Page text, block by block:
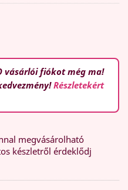
vásárlói fiókot még ma!
Részletekért
megvásárolható
készletről érdeklődj